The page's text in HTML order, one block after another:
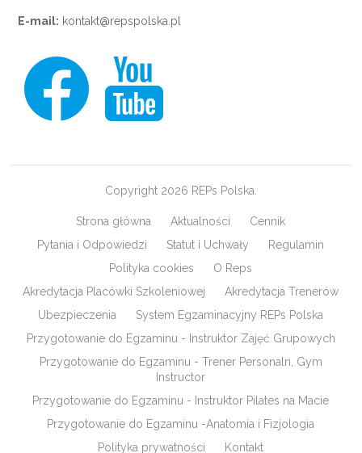
E-mail: kontakt@repspolska.pl
Copyright 2026 REPs Polska.
Strona główna Aktualności
Cennik
Pytania i Odpowiedzi
Statut i Uchwały
Regulamin
Polityka cookies
O Reps
Akredytacja Placówki Szkoleniowej
Akredytacja Trenerów
Ubezpieczenia
System Egzaminacyjny REPs Polska
Przygotowanie do Egzaminu - Instruktor Zajęć Grupowych
Przygotowanie do Egzaminu - Trener Personaln, Gym
Instructor
Przygotowanie do Egzaminu - Instruktor Pilates na Macie
Przygotowanie do Egzaminu -Anatomia i Fizjologia
Polityka prywatności
Kontakt